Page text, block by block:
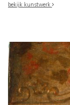
bekijk kunstwerk